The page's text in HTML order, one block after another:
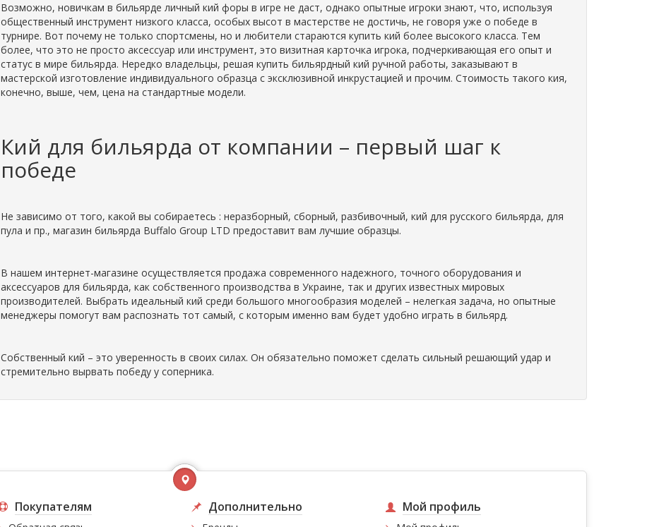
Возможно, новичкам в бильярде личный кий форы в игре не даст, однако опытные игроки знают, что, используя
общественный инструмент низкого класса, особых высот в мастерстве не достичь, не говоря уже о победе в
турнире. Вот почему не только спортсмены, но и любители стараются купить кий более высокого класса. Тем
более, что это не просто аксессуар или инструмент, это визитная карточка игрока, подчеркивающая его опыт и
статус в мире бильярда. Нередко владельцы, решая купить бильярдный кий ручной работы, заказывают в
мастерской изготовление индивидуального образца с эксклюзивной инкрустацией и прочим. Стоимость такого кия,
конечно, выше, чем, цена на стандартные модели.
Кий для бильярда от компании – первый шаг к
победе
Не зависимо от того, какой вы собираетесь : неразборный, сборный, разбивочный, кий для русского бильярда, для
пула и пр., магазин бильярда Buffalo Group LTD предоставит вам лучшие образцы.
В нашем интернет-магазине осуществляется продажа современного надежного, точного оборудования и
аксессуаров для бильярда, как собственного производства в Украине, так и других известных мировых
производителей. Выбрать идеальный кий среди большого многообразия моделей – нелегкая задача, но опытные
менеджеры помогут вам распознать тот самый, с которым именно вам будет удобно играть в бильярд.
Собственный кий – это уверенность в своих силах. Он обязательно поможет сделать сильный решающий удар и
стремительно вырвать победу у соперника.
Покупателям Дополнительно Мой профиль